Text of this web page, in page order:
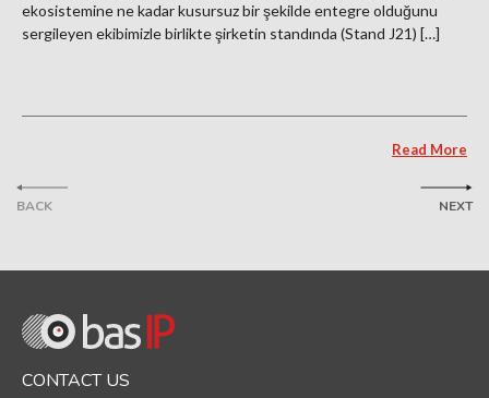
BACK
ekosistemine ne kadar kusursuz bir şekilde entegre olduğunu
sergileyen ekibimizle birlikte şirketin standında (Stand J21) […]
Read More
NEXT
CONTACT US